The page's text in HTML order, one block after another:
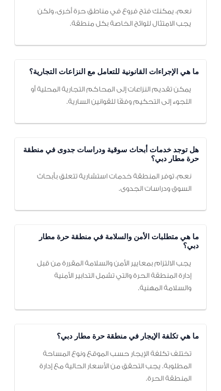
نعم، يمكنك فتح فروع في مناطق حرة أخرى، ولكن
يجب الامتثال للوائح الخاصة بكل منطقة.
ما هي الإجراءات القانونية للتعامل مع النزاعات التجارية؟
يمكن تقديم النزاعات إلى المحاكم التجارية المحلية أو
اللجوء إلى التحكيم وفقًا للقوانين السارية.
هل توجد خدمات أبحاث سوقية ودراسات جدوى في منطقة
حرة مطار دبي؟
نعم، توفر المنطقة خدمات استشارية تتعلق بأبحاث
السوق ودراسات الجدوى.
ما هي متطلبات الأمن والسلامة في منطقة حرة مطار
دبي؟
يجب الالتزام بمعايير الأمن والسلامة المقررة من قبل
إدارة المنطقة الحرة والتي تشمل التدابير الأمنية
والسلامة المهنية.
ما هي تكلفة الإيجار في منطقة حرة مطار دبي؟
تختلف تكلفة الإيجار حسب الموقع ونوع المساحة
المطلوبة. يجب التحقق من الأسعار الحالية مع إدارة
المنطقة الحرة.